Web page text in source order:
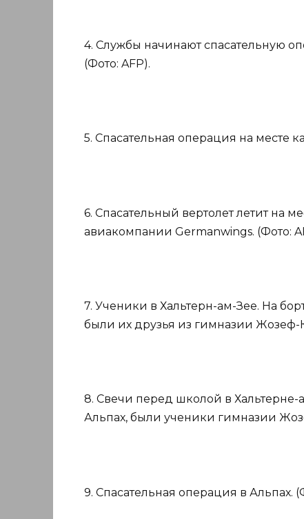
4. Службы начинают спасательную
(Фото: AFP).
5. Спасательная операция на месте
6. Спасательный вертолет летит на
авиакомпании Germanwings. (Фото:
7. Ученики в Хальтерн-ам-Зее. На
были их друзья из гимназии Жозеф-
8. Свечи перед школой в Хальтерне-
Альпах, были ученики гимназии
9. Спасательная операция в Альпах.